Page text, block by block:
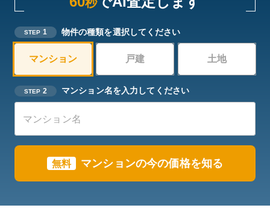
STEP 1 物件の種類を選択してください
マンション 戸建 土地
STEP 2 マンション名を入力してください
無料 マンションの今の価格を知る